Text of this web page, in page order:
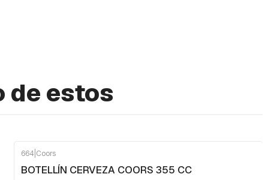
de estos
OFF
664 Coors
BOTELLÍN CERVEZA COORS 355 CC